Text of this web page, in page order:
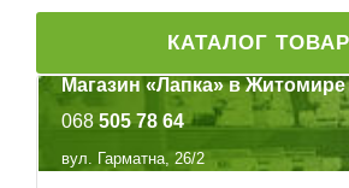
човник
кравецькі крейда
КАТАЛОГ
Магазин «Лапка» в Житомире
068 505 78 64
вул. Гарматна, 26/2